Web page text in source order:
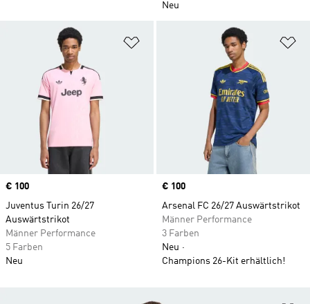
Neu
Zur Wunschliste hinzufügen
Price
€ 100
Juventus Turin 26/27
Auswärtstrikot
Männer Performance
5 Farben
Neu
Price
€ 100
Arsenal FC 26/27 Auswärtstrikot
Männer Performance
3 Farben
Neu
Champions 26-Kit erhältlich!